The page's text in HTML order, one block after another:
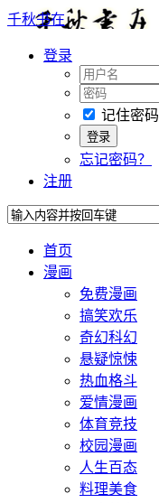
千秋书在
登录
记住密码
忘记密码？
注册
首页
漫画
免费漫画
搞笑欢乐
奇幻科幻
悬疑惊悚
热血格斗
爱情漫画
体育竞技
校园漫画
人生百态
料理美食